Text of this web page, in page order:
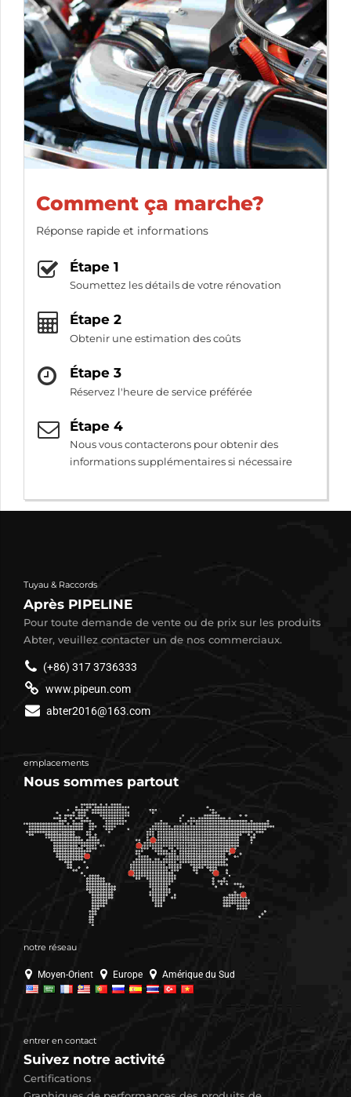
Comment ça marche?
Réponse rapide et informations
Étape 1
Soumettez les détails de votre rénovation
Étape 2
Obtenir une estimation des coûts
Étape 3
Réservez l'heure de service préférée
Étape 4
Nous vous contacterons pour obtenir des
informations supplémentaires si nécessaire
Tuyau & Raccords
Après PIPELINE
Pour toute demande de vente ou de prix sur les produits
Abter, veuillez contacter un de nos commerciaux.
(+86) 317 3736333
www.pipeun.com
abter2016@163.com
emplacements
Nous sommes partout
notre réseau
Moyen-Orient Europe Amérique du Sud
entrer en contact
Suivez notre activité
Certifications